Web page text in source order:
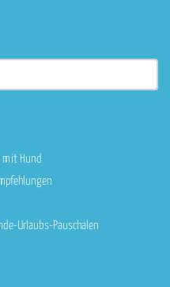
mit Hund
Urlaubs-Pauschalen